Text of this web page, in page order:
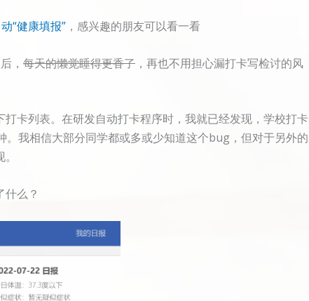
“健康填报” ，感兴趣的朋友可以看一看
， 每天的懒觉睡得更香了 ，再也不用担心漏打卡写检讨的风
卡列表。在研发自动打卡程序时，我就已经发现，学校打卡
。我相信大部分同学都或多或少知道这个bug，但对于另外的
么？